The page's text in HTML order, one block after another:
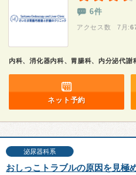
6件
アクセス数 7月:
内科、消化器内科、胃腸科、内分泌代謝
ネット予約
泌尿器科系
おしっこトラブルの原因を見極